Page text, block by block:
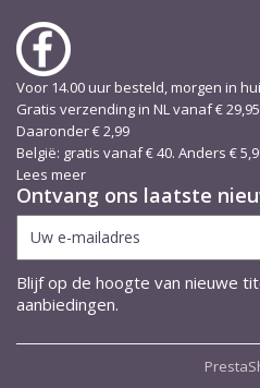
Voor 14.00 uur besteld, morgen in
Gratis verzending in NL vanaf € 29,95
Daaronder € 2,99
België: gratis vanaf € 40. Anders €
Lees meer
Ontvang ons laatste
Blijf op de hoogte van nieuwe
aanbiedingen.